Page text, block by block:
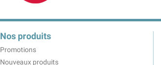
Nos produits
Promotions
Nouveaux produits